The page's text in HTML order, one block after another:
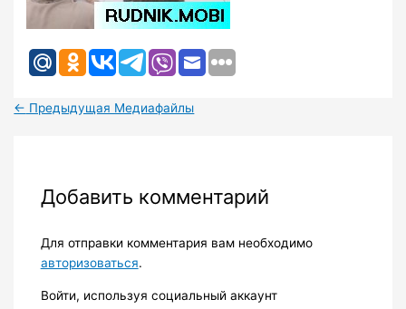
← Предыдущая Медиафайлы
Добавить комментарий
Для отправки комментария вам необходимо
авторизоваться.
Войти, используя социальный аккаунт